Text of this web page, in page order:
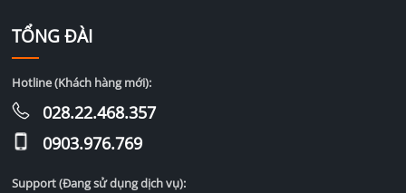
TỔNG ĐÀI
Hotline (Khách hàng mới):
028.22.468.357
0903.976.769
Support (Đang sử dụng dịch vụ):